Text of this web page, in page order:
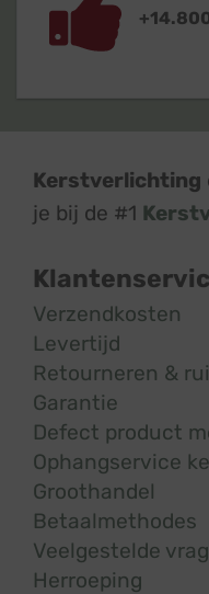
Kerstverlichting
je bij de #1
Verzendkosten
Levertijd
Retourneren &
Garantie
Defect product
Ophangservice
Groothandel
Betaalmethodes
Veelgestelde
Herroeping